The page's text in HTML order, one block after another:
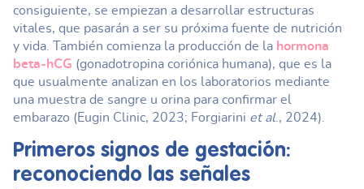
consiguiente, se empiezan a desarrollar estructuras
vitales, que pasarán a ser su próxima fuente de nutrición
y vida. También comienza la producción de la hormona
beta-hCG (gonadotropina coriónica humana), que es la
que usualmente analizan en los laboratorios mediante
una muestra de sangre u orina para confirmar el
embarazo (Eugin Clinic, 2023; Forgiarini et al ., 2024).
Primeros signos de gestación:
reconociendo las señales